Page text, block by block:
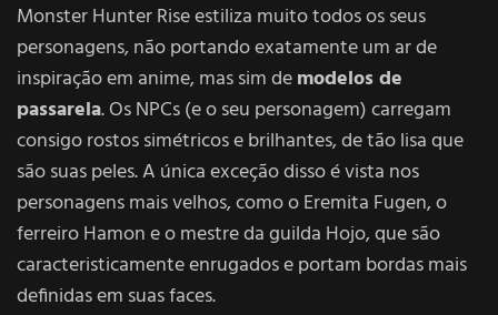
Monster Hunter Rise estiliza muito todos os seus
personagens, não portando exatamente um ar de
inspiração em anime, mas sim demodelos de
passarela. Os NPCs (e o seu personagem) carregam
consigo rostos simétricos e brilhantes, de tão lisa que
são suas peles. A única exceção disso é vista nos
personagens mais velhos, como o Eremita Fugen, o
ferreiro Hamon e o mestre da guilda Hojo, que são
caracteristicamente enrugados e portam bordas mais
definidas em suas faces.